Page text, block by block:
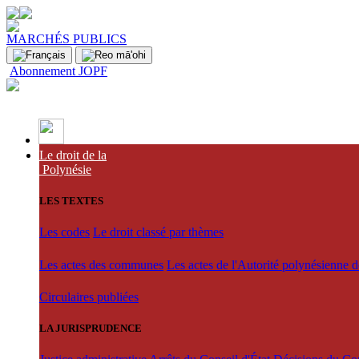
MARCHÉS PUBLICS
Abonnement JOPF
Le droit de la
Polynésie
LES TEXTES
Les codes Le droit classé par thèmes
Les actes des communes Les actes de l'Autorité polynésienne
Circulaires publiées
LA JURISPRUDENCE